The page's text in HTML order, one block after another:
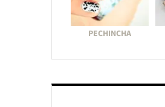
PECHINCHA